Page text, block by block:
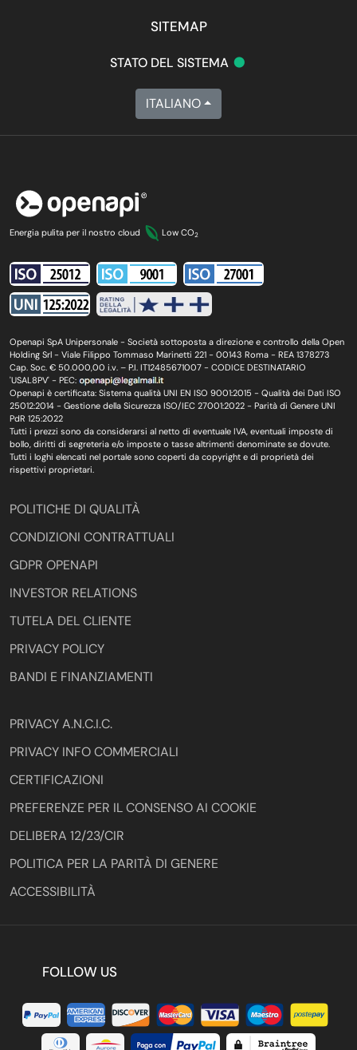
SITEMAP
STATO DEL SISTEMA •
ITALIANO
Energia pulita per il nostro cloud Low CO2
Openapi SpA Unipersonale - Società sottoposta a direzione e controllo della Open
Holding Srl - Viale Filippo Tommaso Marinetti 221 - 00143 Roma - REA 1378273
Cap. Soc. € 50.000,00 i.v. – P.I. IT12485671007 - CODICE DESTINATARIO
'USAL8PV' - PEC:
Openapi è certificata: Sistema qualità UNI EN ISO 9001:2015 - Qualità dei Dati ISO
25012:2014 - Gestione della Sicurezza ISO/IEC 27001:2022 - Parità di Genere UNI
PdR 125:2022
Tutti i prezzi sono da considerarsi al netto di eventuale IVA, eventuali imposte di
bollo, diritti di segreteria e/o imposte o tasse altrimenti denominate se dovute.
Tutti i loghi elencati nel portale sono coperti da copyright e di proprietà dei
rispettivi proprietari.
POLITICHE DI QUALITÀ
CONDIZIONI CONTRATTUALI
GDPR OPENAPI
INVESTOR RELATIONS
TUTELA DEL CLIENTE
PRIVACY POLICY
BANDI E FINANZIAMENTI
PRIVACY A.N.C.I.C.
PRIVACY INFO COMMERCIALI
CERTIFICAZIONI
PREFERENZE PER IL CONSENSO AI COOKIE
DELIBERA 12/23/CIR
POLITICA PER LA PARITÀ DI GENERE
ACCESSIBILITÀ
FOLLOW US